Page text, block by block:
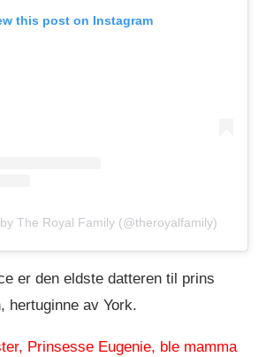
this post on Instagram
The Royal Family (@theroyalfamily)
er den eldste datteren til prins
hertuginne av York.
Prinsesse Eugenie, ble mamma